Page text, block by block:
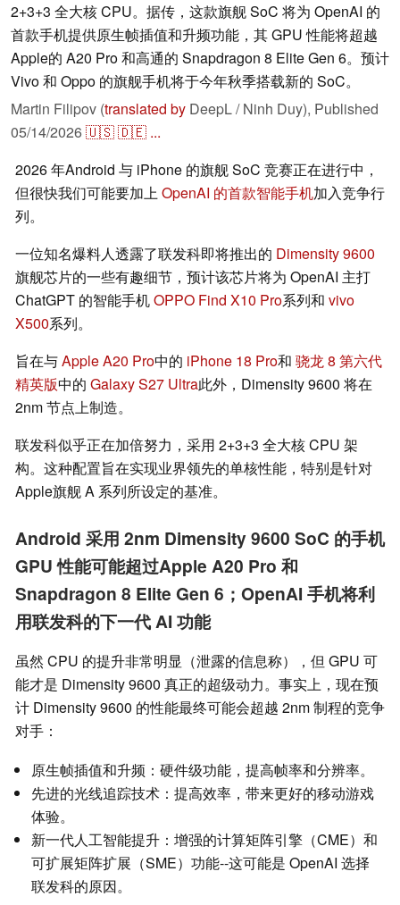
2+3+3 全大核 CPU。据传，这款旗舰 SoC 将为 OpenAI 的
首款手机提供原生帧插值和升频功能，其 GPU 性能将超越
Apple的 A20 Pro 和高通的 Snapdragon 8 Elite Gen 6。预计
Vivo 和 Oppo 的旗舰手机将于今年秋季搭载新的 SoC。
Martin Filipov (translated by DeepL / Ninh Duy), Published
05/14/2026🇺🇸🇩🇪 ...
2026 年Android 与 iPhone 的旗舰 SoC 竞赛正在进行中，
但很快我们可能要加上OpenAI 的首款智能手机加入竞争行
列。
一位知名爆料人透露了联发科即将推出的 Dimensity 9600
旗舰芯片的一些有趣细节，预计该芯片将为 OpenAI 主打
ChatGPT 的智能手机OPPO Find X10 Pro系列和 vivo
X500系列。
旨在与Apple A20 Pro中的 iPhone 18 Pro和 骁龙 8 第六代
精英版中的 Galaxy S27 Ultra此外，Dimensity 9600 将在
2nm 节点上制造。
联发科似乎正在加倍努力，采用 2+3+3 全大核 CPU 架
构。这种配置旨在实现业界领先的单核性能，特别是针对
Apple旗舰 A 系列所设定的基准。
Android 采用 2nm Dimensity 9600 SoC 的手机
GPU 性能可能超过Apple A20 Pro 和
Snapdragon 8 Elite Gen 6；OpenAI 手机将利
用联发科的下一代 AI 功能
虽然 CPU 的提升非常明显（泄露的信息称），但 GPU 可
能才是 Dimensity 9600 真正的超级动力。事实上，现在预
计 Dimensity 9600 的性能最终可能会超越 2nm 制程的竞争
对手：
原生帧插值和升频：硬件级功能，提高帧率和分辨率。
先进的光线追踪技术：提高效率，带来更好的移动游戏
体验。
新一代人工智能提升：增强的计算矩阵引擎（CME）和
可扩展矩阵扩展（SME）功能--这可能是 OpenAI 选择
联发科的原因。